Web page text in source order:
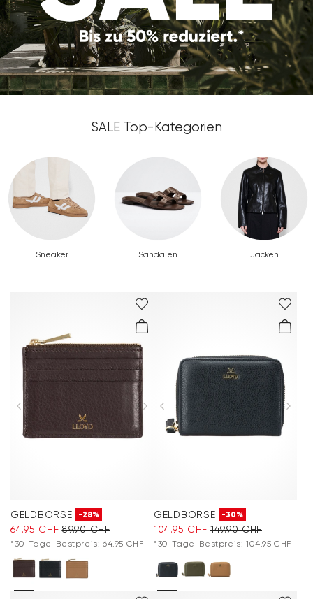
SALE Top-Kategorien
Sneaker Sandalen Jacken
GELDBÖRSE -28%
64.95 CHF 89.90 CHF
*30-Tage-Bestpreis: 64.95 CHF
GELDBÖRSE -30%
104.95 CHF 149.90 CHF
*30-Tage-Bestpreis: 104.95 CHF